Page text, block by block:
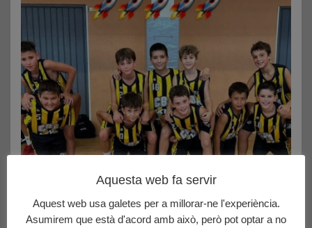
Aquesta web fa servir
Aquest web usa galetes per a millorar-ne l'experiència.
Asumirem que està d'acord amb això, però pot optar a no